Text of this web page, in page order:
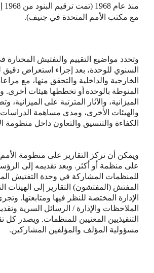
منذ عام 1968 ( تمت ترقيم البنود من 1968
مع مكتب الأمم المتحدة في جنيف).
وتحدد مواضيع التقييم والتفتيش المختارة
السنوي للوحدة، بعد إجراء استعراض دقيق
الخارجية والداخلية والتحقق منها، مع
المنوطة بالوحدة أو تخططها هيئات أخرى.
الميزانية، والآثار المترتبة على الميزانية،
والهيئات الأخرى، ومدى مساهمة
الكفاءة والتنسيق والتعاون داخل منظومة
ويمكن أن تركز التقارير على منظومة
على منظمة أو أكثر. وبعد تقديمه إلى
للمنظمات المشاركة في وحدة التفتيش
المفتش (المفتشون) التقارير إلى الهيئات
الإدارة المختصة للنظر فيها ومتابعتها.
الملاحظات والإدارة / الرسائل السرية
التنفيذيين المعنيين للمنظمات. ويصدر كل
مسؤولية المؤلف والمؤلفين المشاركين.